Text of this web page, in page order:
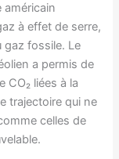
américain
à effet de serre,
gaz fossile. Le
a permis de
CO₂ liées à la
trajectoire qui ne
celles de